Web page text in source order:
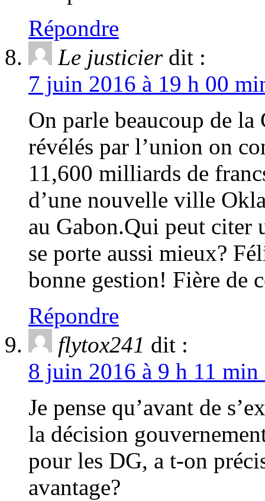
Répondre
Le justicier dit :
7 juin 2016 à 19 h 00
On parle beaucoup de la
révélés par l’union on
11,600 milliards de
d’une nouvelle ville
au Gabon.Qui peut citer
se porte aussi mieux?
bonne gestion! Fière de
Répondre
flytox241 dit :
8 juin 2016 à 9 h 11 min
Je pense qu’avant de
la décision
pour les DG, a t-on
avantage?